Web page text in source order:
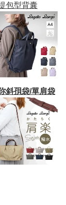
包型背囊
斜孭袋/單肩袋